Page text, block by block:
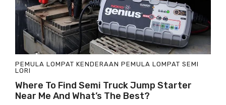
PEMULA LOMPAT KENDERAAN PEMULA LOMPAT SEMI
LORI
Where To Find Semi Truck Jump Starter
Near Me And What’s The Best?